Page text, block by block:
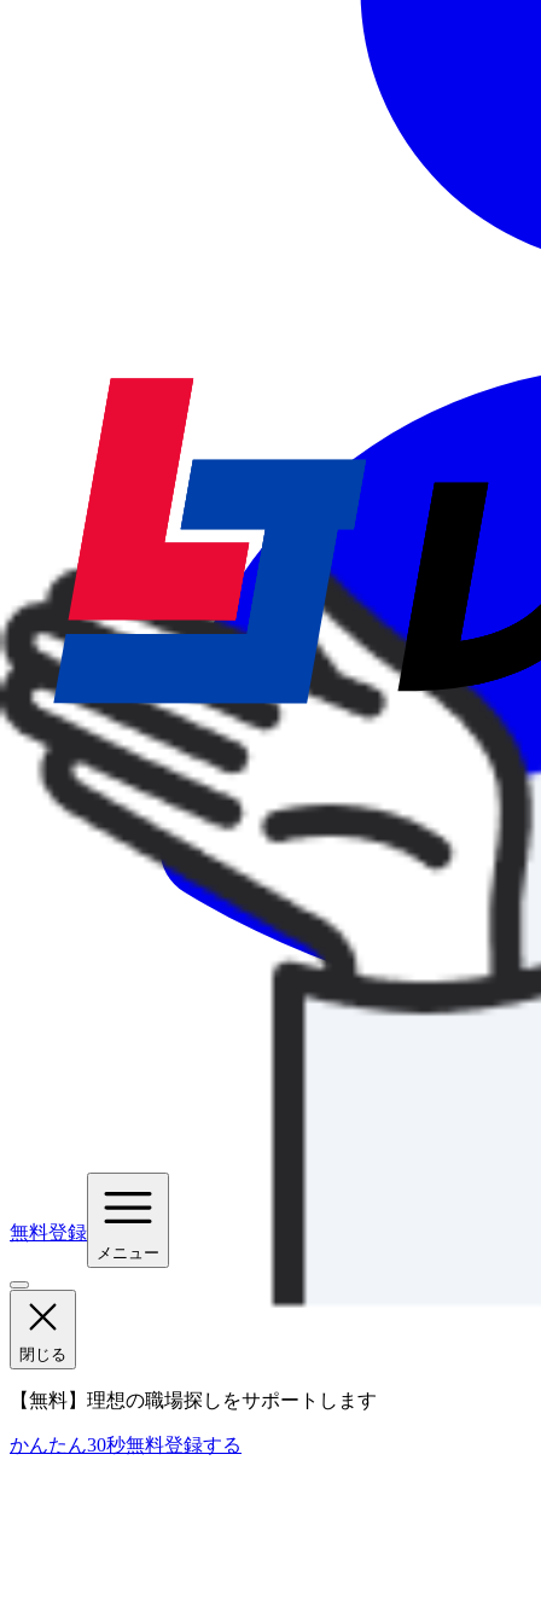
無料登録
メニュー
閉じる
【無料】理想の職場探しをサポートします
かんたん30秒無料登録する